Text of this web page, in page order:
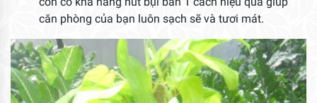
căn phòng của bạn luôn sạch sẽ và tươi mát.